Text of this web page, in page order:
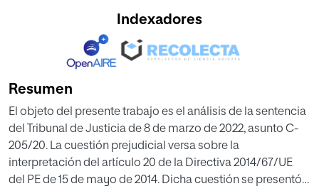
Indexadores
Resumen
El objeto del presente trabajo es el análisis de la sentencia
del Tribunal de Justicia de 8 de marzo de 2022, asunto C-
205/20. La cuestión prejudicial versa sobre la
interpretación del artículo 20 de la Directiva 2014/67/UE
del PE de 15 de mayo de 2014. Dicha cuestión se presentó